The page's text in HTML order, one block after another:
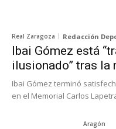
Real Zaragoza Redacción
Ibai Gómez está
ilusionado” tras la
Ibai Gómez terminó
en el Memorial Carlos
Aragón